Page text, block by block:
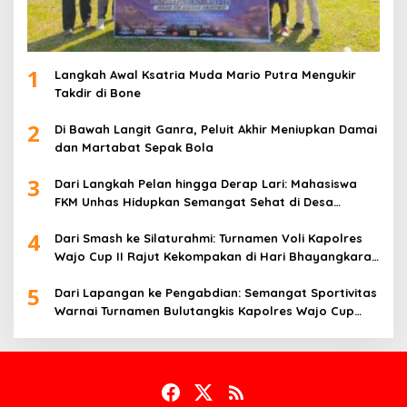
1
Langkah Awal Ksatria Muda Mario Putra Mengukir
Takdir di Bone
2
Di Bawah Langit Ganra, Peluit Akhir Meniupkan Damai
dan Martabat Sepak Bola
3
Dari Langkah Pelan hingga Derap Lari: Mahasiswa
FKM Unhas Hidupkan Semangat Sehat di Desa
4
Dari Smash ke Silaturahmi: Turnamen Voli Kapolres
Wajo Cup II Rajut Kekompakan di Hari Bhayangkara
5
Dari Lapangan ke Pengabdian: Semangat Sportivitas
Warnai Turnamen Bulutangkis Kapolres Wajo Cup